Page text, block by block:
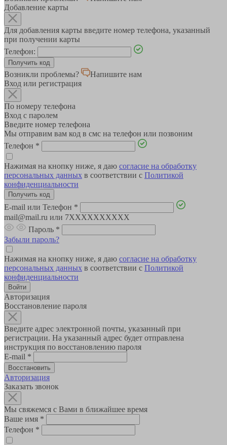
Добавление карты
Для добавления карты введите номер телефона, указанный
при получении карты
Телефон:
Возникли проблемы?
Напишите нам
Вход или регистрация
По номеру телефона
Вход с паролем
Введите номер телефона
Мы отправим вам код в смс на телефон или позвоним
Телефон *
Нажимая на кнопку ниже, я даю согласие на обработку
персональных данных в соответствии с Политикой
конфиденциальности
E-mail или Телефон *
mail@mail.ru или 7XXXXXXXXXX
Пароль *
Забыли пароль?
Нажимая на кнопку ниже, я даю согласие на обработку
персональных данных в соответствии с Политикой
конфиденциальности
Авторизация
Восстановление пароля
Введите адрес электронной почты, указанный при
регистрации. На указанный адрес будет отправлена
инструкция по восстановлению пароля
E-mail *
Авторизация
Заказать звонок
Мы свяжемся с Вами в ближайшее время
Ваше имя *
Телефон *